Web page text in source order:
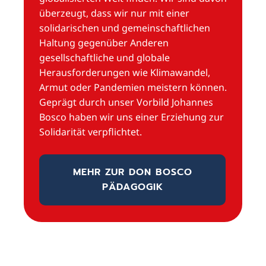
überzeugt, dass wir nur mit einer
solidarischen und gemeinschaftlichen
Haltung gegenüber Anderen
gesellschaftliche und globale
Herausforderungen wie Klimawandel,
Armut oder Pandemien meistern können.
Geprägt durch unser Vorbild Johannes
Bosco haben wir uns einer Erziehung zur
Solidarität verpflichtet.
MEHR ZUR DON BOSCO
PÄDAGOGIK